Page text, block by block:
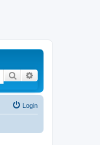
Search
Login